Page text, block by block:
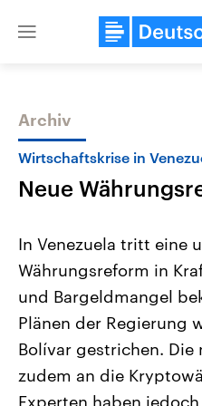
Close
Themen
Landtagswahl Sachsen-Anhalt
2026
Alle Informationen
Sachsen-Anhalt wählt am 6.
September 2026 einen neuen
Landtag. Seit 2021 wird das
Bundesland von einer
Archiv
Wirtschaftskrise in
Neue
In Venezuela tritt eine
Währungsreform in
und Bargeldmangel
Plänen der Regierung
Bolívar gestrichen. Die
zudem an die
Experten haben